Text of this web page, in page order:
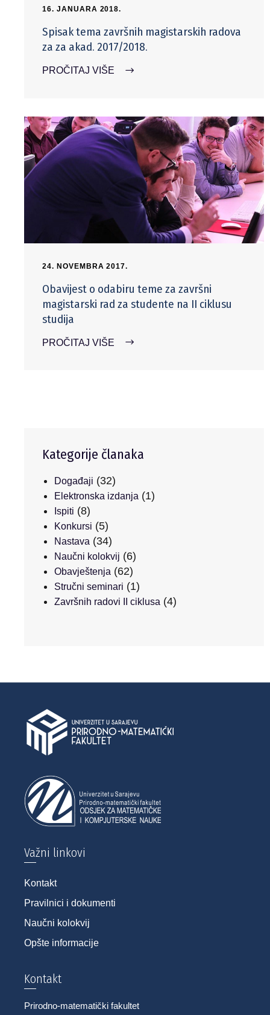
16. JANUARA 2018.
Spisak tema završnih magistarskih radova
za za akad. 2017/2018.
PROČITAJ VIŠE
24. NOVEMBRA 2017.
Obavijest o odabiru teme za završni
magistarski rad za studente na II ciklusu
studija
PROČITAJ VIŠE
Kategorije članaka
Događaji (32)
Elektronska izdanja (1)
Ispiti (8)
Konkursi (5)
Nastava (34)
Naučni kolokvij (6)
Obavještenja (62)
Stručni seminari (1)
Završnih radovi II ciklusa (4)
Važni linkovi
Kontakt
Pravilnici i dokumenti
Naučni kolokvij
Opšte informacije
Kontakt
Prirodno-matematički fakultet